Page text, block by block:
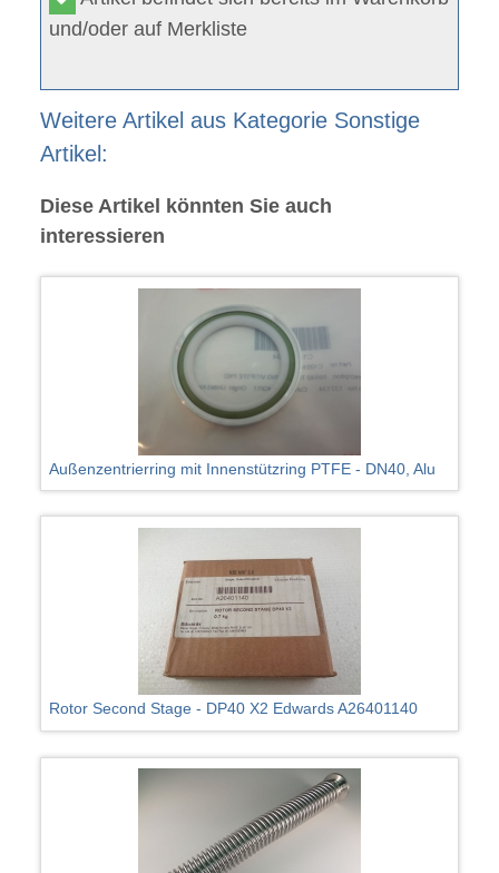
und/oder auf Merkliste
Weitere Artikel aus Kategorie Sonstige
Artikel:
Diese Artikel könnten Sie auch
interessieren
Außenzentrierring mit Innenstützring PTFE - DN40, Alu
Rotor Second Stage - DP40 X2 Edwards A26401140